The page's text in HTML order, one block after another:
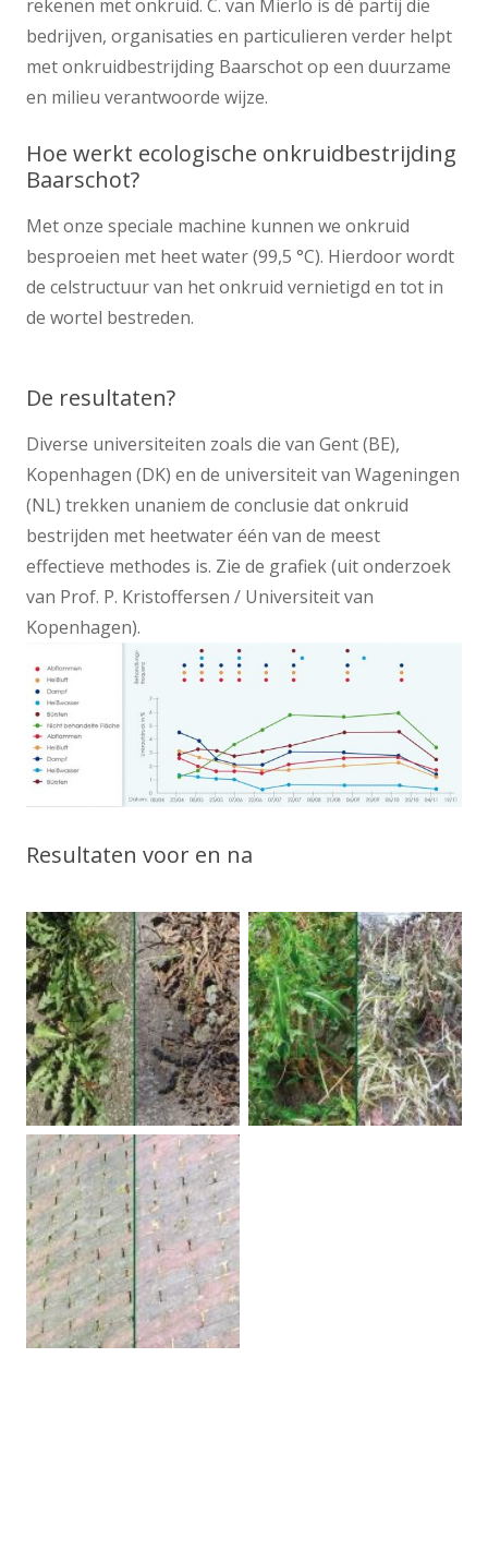
rekenen met onkruid. C. van Mierlo is dé partij die
bedrijven, organisaties en particulieren verder helpt
met onkruidbestrijding Baarschot op een duurzame
en milieu verantwoorde wijze.
Hoe werkt ecologische onkruidbestrijding
Baarschot?
Met onze speciale machine kunnen we onkruid
besproeien met heet water (99,5 °C). Hierdoor wordt
de celstructuur van het onkruid vernietigd en tot in
de wortel bestreden.
De resultaten?
Diverse universiteiten zoals die van Gent (BE),
Kopenhagen (DK) en de universiteit van Wageningen
(NL) trekken unaniem de conclusie dat onkruid
bestrijden met heetwater één van de meest
effectieve methodes is. Zie de grafiek (uit onderzoek
van Prof. P. Kristoffersen / Universiteit van
Kopenhagen).
Resultaten voor en na